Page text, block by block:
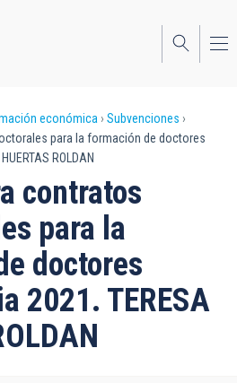
económica
Subvenciones
para la formación de doctores
ROLDAN
contratos
para la
doctores
2021. TERESA